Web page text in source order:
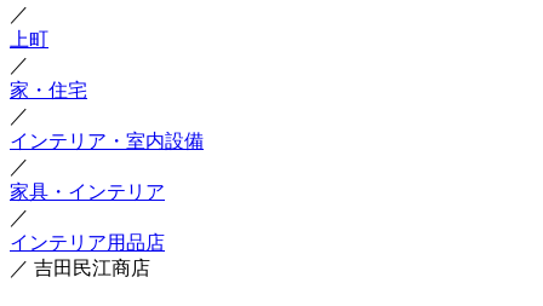
／
上町
／
家・住宅
／
インテリア・室内設備
／
家具・インテリア
／
インテリア用品店
／ 吉田民江商店